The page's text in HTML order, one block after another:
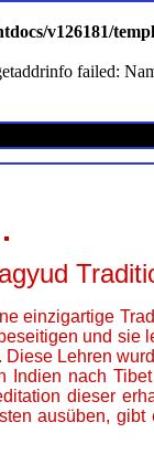
v126181/
failed:
einzigartige
und sie
Lehren
Indien nach
dieser
ausüben,